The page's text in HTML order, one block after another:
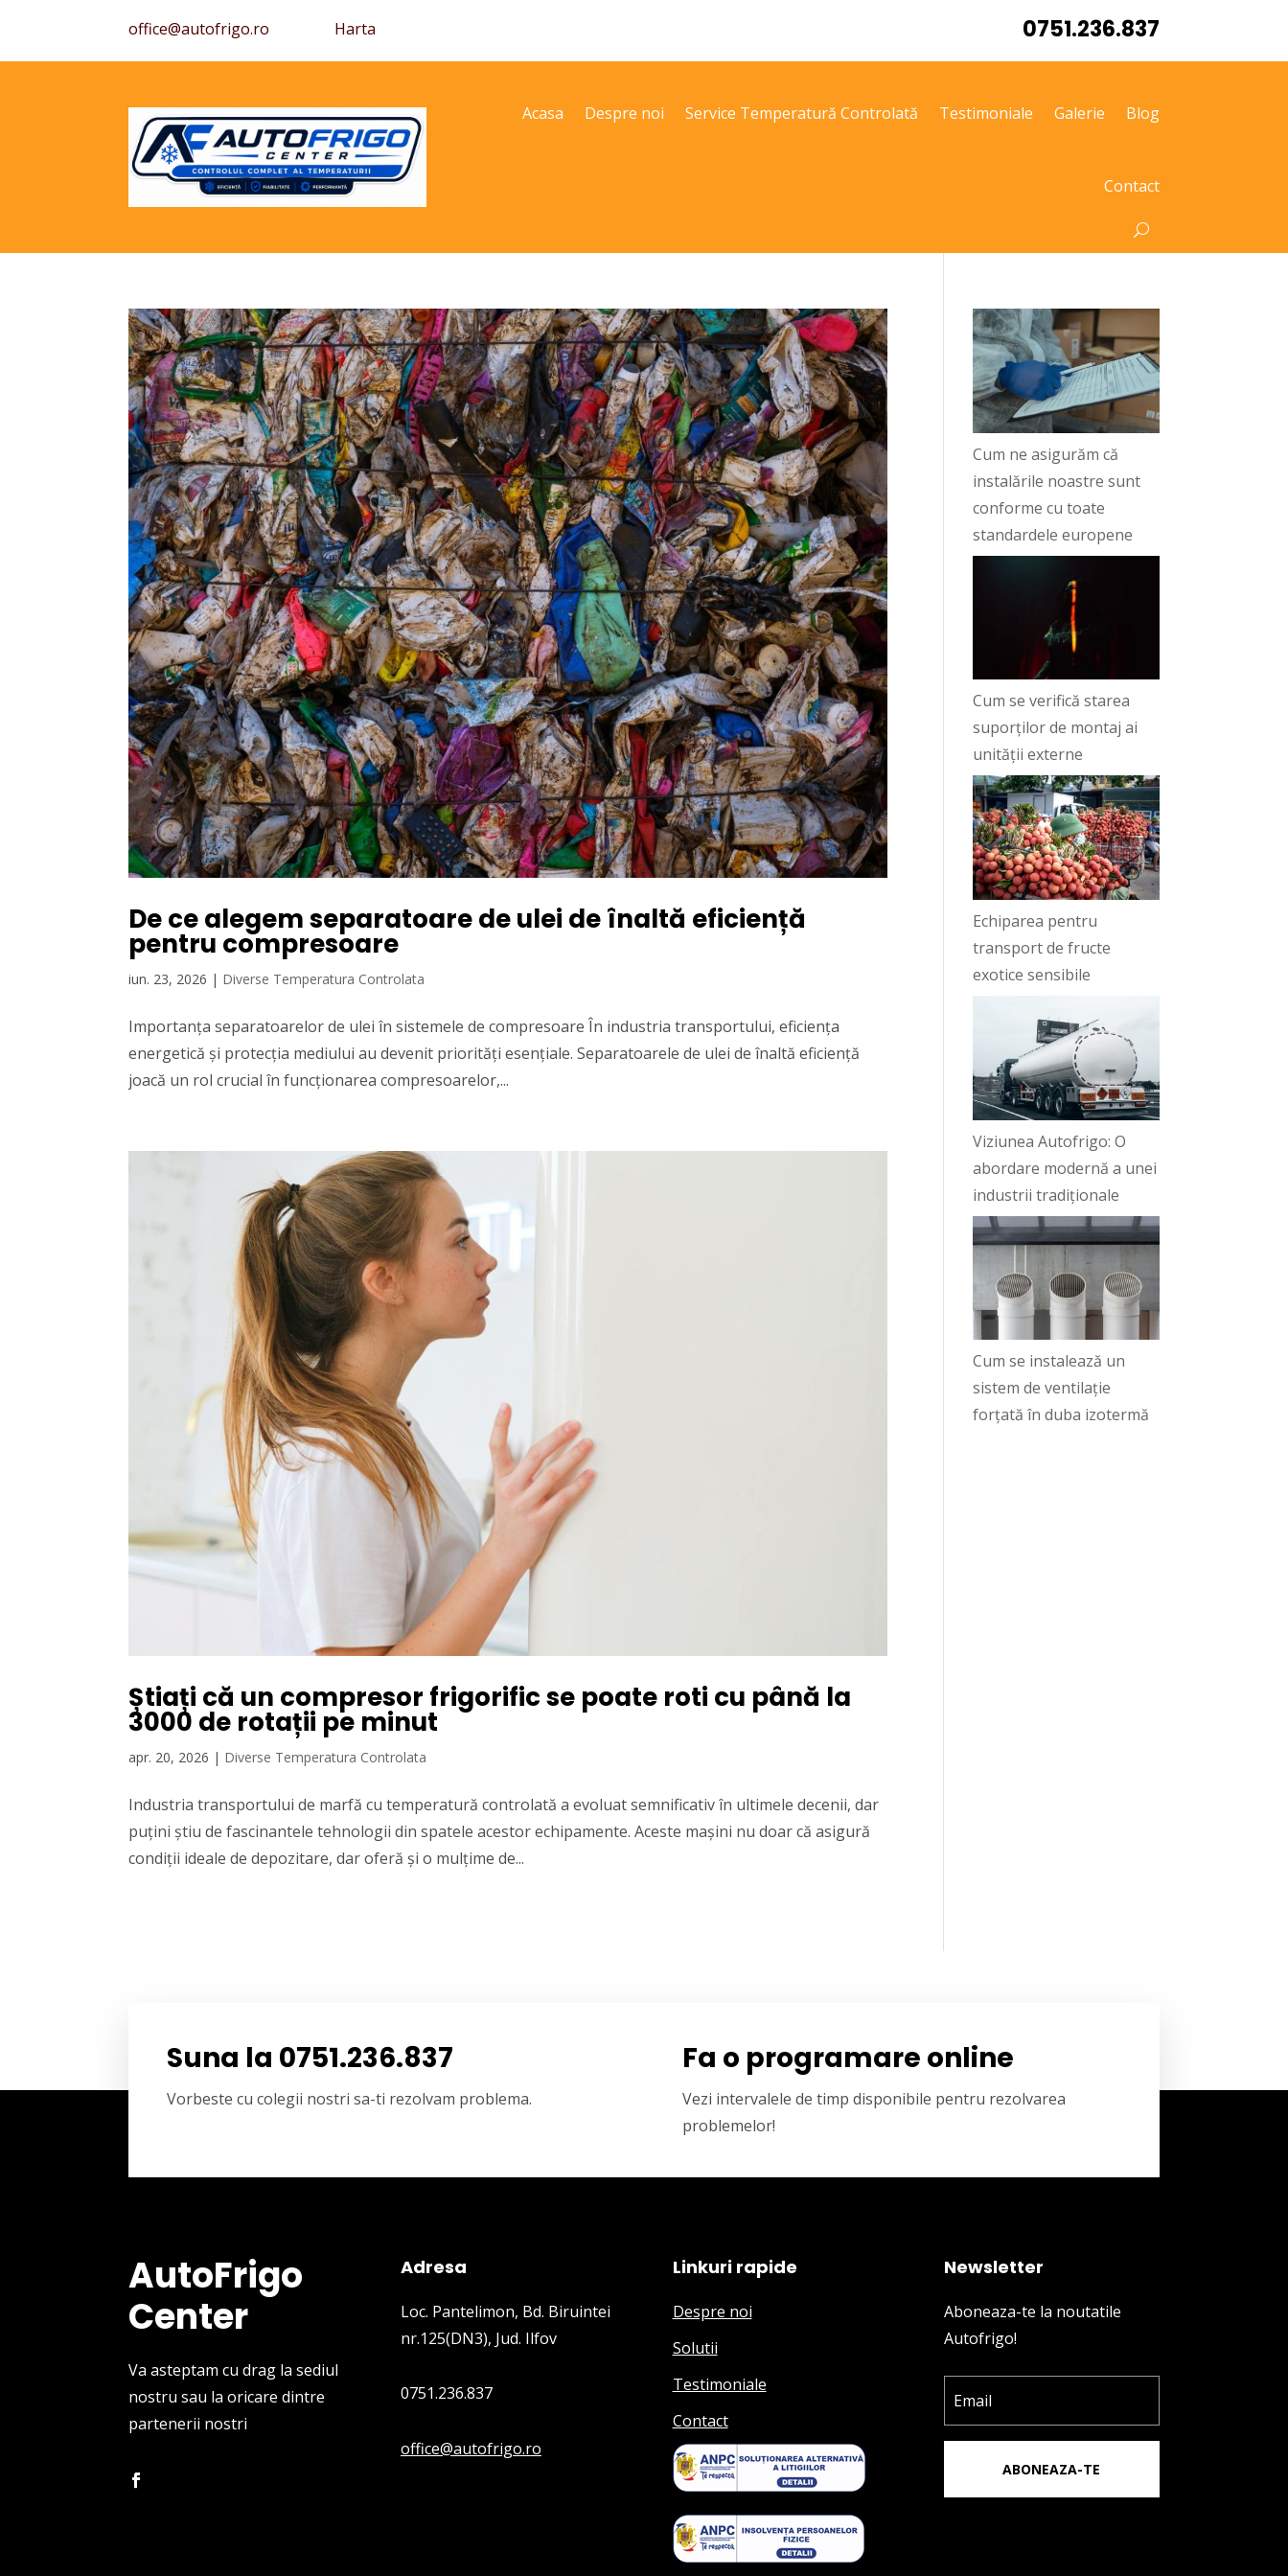
office@autofrigo.ro Harta 0751.236.837
Acasa Despre noi Service Temperatură Controlată Testimoniale Galerie Blog
Contact
De ce alegem separatoare de ulei de înaltă eficiență
pentru compresoare
iun. 23, 2026 | Diverse Temperatura Controlata
Importanța separatoarelor de ulei în sistemele de compresoare În industria transportului, eficiența
energetică și protecția mediului au devenit priorități esențiale. Separatoarele de ulei de înaltă eficiență
joacă un rol crucial în funcționarea compresoarelor,...
Știați că un compresor frigorific se poate roti cu până la
3000 de rotații pe minut
apr. 20, 2026 | Diverse Temperatura Controlata
Industria transportului de marfă cu temperatură controlată a evoluat semnificativ în ultimele decenii, dar
puțini știu de fascinantele tehnologii din spatele acestor echipamente. Aceste mașini nu doar că asigură
condiții ideale de depozitare, dar oferă și o mulțime de...
Cum ne asigurăm că
instalările noastre sunt
conforme cu toate
standardele europene
Cum se verifică starea
suporților de montaj ai
unității externe
Echiparea pentru
transport de fructe
exotice sensibile
Viziunea Autofrigo: O
abordare modernă a unei
industrii tradiționale
Cum se instalează un
sistem de ventilație
forțată în duba izotermă
Suna la 0751.236.837
Vorbeste cu colegii nostri sa-ti rezolvam problema.
Fa o programare online
Vezi intervalele de timp disponibile pentru rezolvarea
problemelor!
AutoFrigo
Center
Va asteptam cu drag la sediul
nostru sau la oricare dintre
partenerii nostri
Adresa
Loc. Pantelimon, Bd. Biruintei
nr.125(DN3), Jud. Ilfov
0751.236.837
office@autofrigo.ro
Linkuri rapide
Despre noi
Solutii
Testimoniale
Contact
Newsletter
Aboneaza-te la noutatile
Autofrigo!
ABONEAZA-TE